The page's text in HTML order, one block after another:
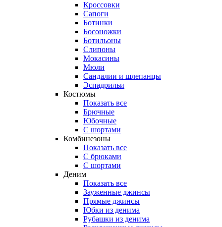
Кроссовки
Сапоги
Ботинки
Босоножки
Ботильоны
Слипоны
Мокасины
Мюли
Сандалии и шлепанцы
Эспадрильи
Костюмы
Показать все
Брючные
Юбочные
С шортами
Комбинезоны
Показать все
С брюками
С шортами
Деним
Показать все
Зауженные джинсы
Прямые джинсы
Юбки из денима
Рубашки из денима